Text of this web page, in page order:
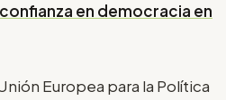
en democracia en
Europea para la Política